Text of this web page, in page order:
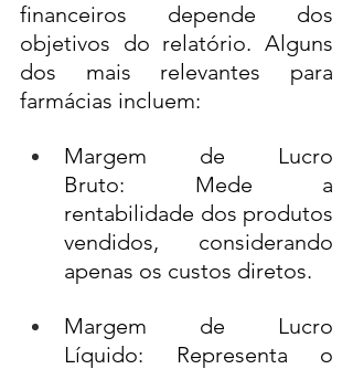
financeiros depende dos
objetivos do relatório. Alguns
dos mais relevantes para
farmácias incluem:
Margem de Lucro
Bruto: Mede a
rentabilidade dos produtos
vendidos, considerando
apenas os custos diretos.
Margem de Lucro
Líquido: Representa o